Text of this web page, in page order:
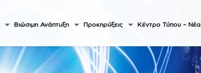
Βιώσιμη Ανάπτυξη Προκηρύξεις Κέντρο Τύπου – Νέα